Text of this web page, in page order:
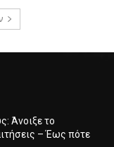
Άνοιξε το
– Έως πότε